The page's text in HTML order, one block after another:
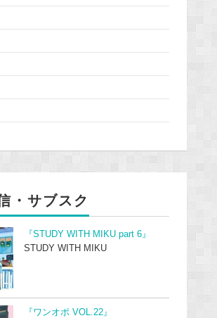
・サブスク
『STUDY WITH MIKU part 6』
STUDY WITH MIKU
『ワンオポ VOL.22』